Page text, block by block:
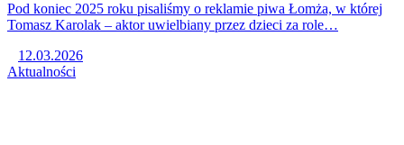
Pod koniec 2025 roku pisaliśmy o reklamie piwa Łomża, w której
Tomasz Karolak – aktor uwielbiany przez dzieci za role…
12.03.2026
Aktualności